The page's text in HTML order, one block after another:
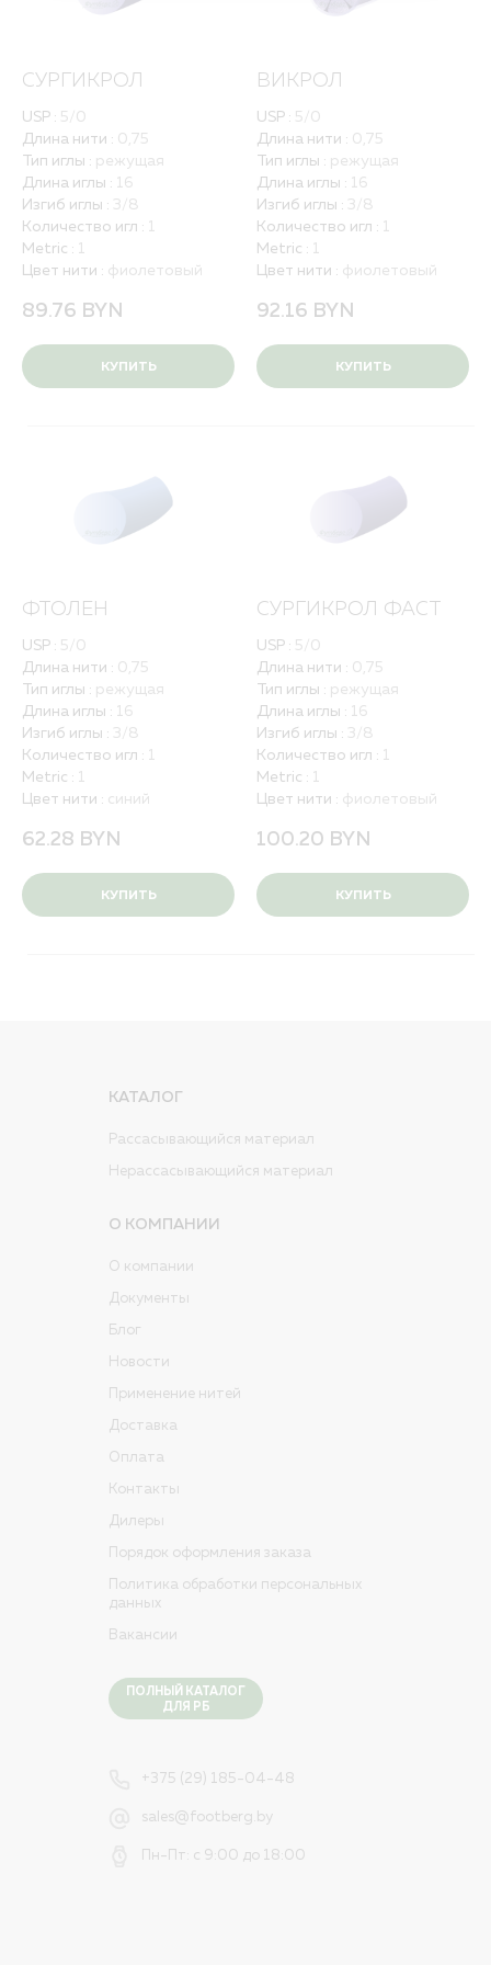
Вакансии
ПОЛНЫЙ КАТАЛОГ
ДЛЯ РБ
СУРГИКРОЛ
USP : 5/0
Длина нити : 0,75
Тип иглы : режущая
Длина иглы : 16
Изгиб иглы : 3/8
Количество игл : 1
Metric : 1
Цвет нити : фиолетовый
89.76 BYN
КУПИТЬ
ВИКРОЛ
USP : 5/0
Длина нити : 0,75
Тип иглы : режущая
Длина иглы : 16
Изгиб иглы : 3/8
Количество игл : 1
Metric : 1
Цвет нити : фиолетовый
92.16 BYN
КУПИТЬ
ФТОЛЕН
USP : 5/0
Длина нити : 0,75
Тип иглы : режущая
Длина иглы : 16
Изгиб иглы : 3/8
Количество игл : 1
Metric : 1
Цвет нити : синий
62.28 BYN
КУПИТЬ
СУРГИКРОЛ ФАСТ
USP : 5/0
Длина нити : 0,75
Тип иглы : режущая
Длина иглы : 16
Изгиб иглы : 3/8
Количество игл : 1
Metric : 1
Цвет нити : фиолетовый
100.20 BYN
КУПИТЬ
КАТАЛОГ
Рассасывающийся материал
Нерассасывающийся материал
О КОМПАНИИ
О компании
Документы
Блог
Новости
Применение нитей
Доставка
Оплата
Контакты
Дилеры
Порядок оформления заказа
Политика обработки персональных
данных
Вакансии
ПОЛНЫЙ КАТАЛОГ
ДЛЯ РБ
+375 (29) 185-04-48
sales@footberg.by
Пн-Пт: с 9:00 до 18:00